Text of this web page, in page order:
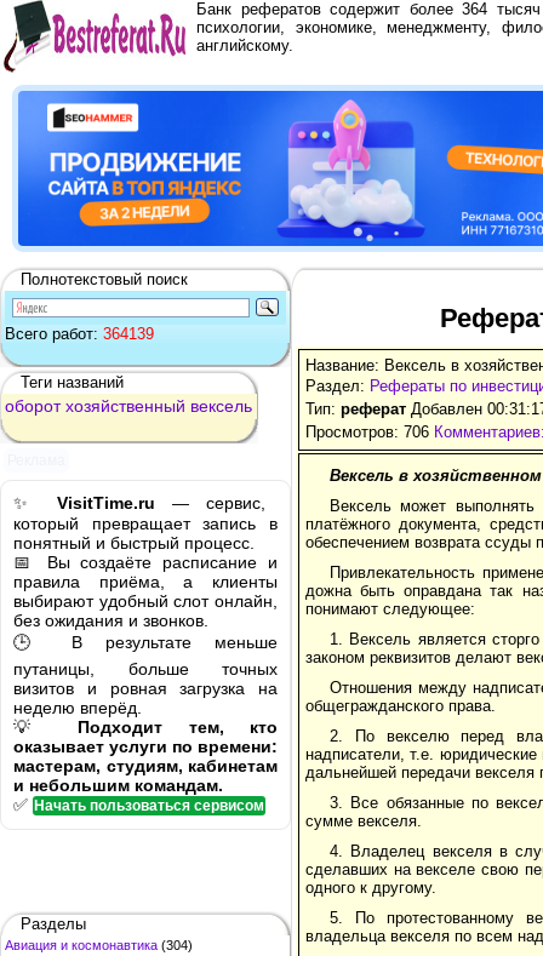
Банк рефератов содержит более 364
психологии, экономике, менеджменту,
английскому.
Полнотекстовый поиск
Всего работ: 364139
Теги названий
оборот хозяйственный вексель
✨ VisitTime.ru — сервис,
который превращает запись в
понятный и быстрый процесс.
📅 Вы создаёте расписание и
правила приёма, а клиенты
выбирают удобный слот онлайн,
без ожидания и звонков.
🕒 В результате меньше
путаницы, больше точных
визитов и ровная загрузка на
неделю вперёд.
💡 Подходит тем, кто
оказывает услуги по времени:
мастерам, студиям, кабинетам
и небольшим командам.
✅ Начать пользоваться сервисом
Разделы
Авиация и космонавтика (304)
Название: Вексель в
Раздел: Рефераты по
Тип: реферат Добавлен
Просмотров: 706
Вексель в
Вексель может выполнять
платёжного документа,
обеспечением возврата ссуды
Привлекательность
дожна быть оправдана так
понимают следующее:
1. Вексель является
законом реквизитов делают
Отношения между
общегражданского права.
2. По векселю перед
надписатели, т.е.
дальнейшей передачи
3. Все обязанные по
сумме векселя.
4. Владелец векселя в
сделавших на векселе свою
одного к другому.
5. По протестованному
владельца векселя по всем